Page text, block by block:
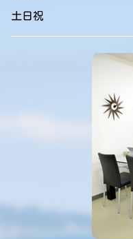
土日祝